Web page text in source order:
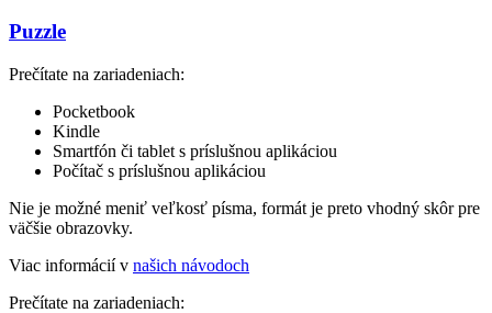
Puzzle
Prečítate na zariadeniach:
Pocketbook
Kindle
Smartfón či tablet s príslušnou aplikáciou
Počítač s príslušnou aplikáciou
Nie je možné meniť veľkosť písma, formát je preto vhodný skôr pre
väčšie obrazovky.
Viac informácií v našich návodoch
Prečítate na zariadeniach: